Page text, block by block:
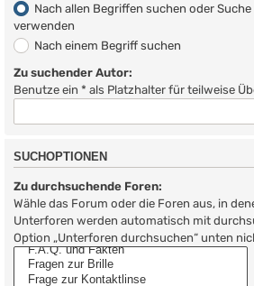
Nach allen Begriffen suchen oder
verwenden
Nach einem Begriff suchen
Zu suchender Autor:
Benutze ein * als Platzhalter für teilweise
SUCHOPTIONEN
Zu durchsuchende Foren:
Wähle das Forum oder die Foren aus, in
Unterforen werden automatisch mit
Option „Unterforen durchsuchen“ unten